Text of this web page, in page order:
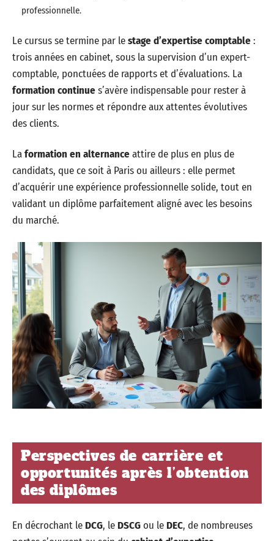
professionnelle.
Le cursus se termine par lestage d’expertise comptable:
trois années en cabinet, sous la supervision d’un expert-
comptable, ponctuées de rapports et d’évaluations. La
formation continues’avère indispensable pour rester à
jour sur les normes et répondre aux attentes évolutives
des clients.
Laformation en alternanceattire de plus en plus de
candidats, que ce soit à Paris ou ailleurs : elle permet
d’acquérir une expérience professionnelle solide, tout en
validant un diplôme parfaitement aligné avec les besoins
du marché.
Perspectives de carrière et
opportunités après l’obtention
des diplômes
En décrochant le DCG, le DSCGou le DEC, de nombreuses